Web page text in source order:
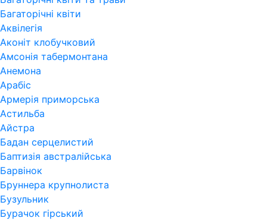
Багаторічні квіти
Аквілегія
Аконіт клобучковий
Амсонія табермонтана
Анемона
Арабіс
Армерія приморська
Астильба
Айстра
Бадан серцелистий
Баптизія австралійська
Барвінок
Бруннера крупнолиста
Бузульник
Бурачок гірський